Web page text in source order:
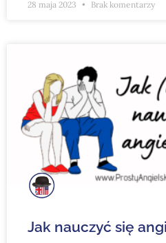
28 maja 2023 Brak komentarzy
Jak nauczyć się